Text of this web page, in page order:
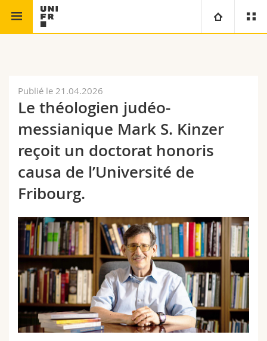
Campus
Recherche
Université
Théologie
Droit
Sciences économiques et sociales et management
Sciences de l'éducation et de la formation
Sciences et médecine
Interfacultaire
Vous êtes
Futurs étudiants
Etudiants
Chercheurs
Collaborateurs
Doctorants
Ressources
Annuaire du personnel
Bibliothèques
Webmail
Programme des cours
Publié le 21.04.2026
Le théologien judéo-
messianique Mark S. Kinzer
reçoit un doctorat honoris
causa de l’Université de
Fribourg.